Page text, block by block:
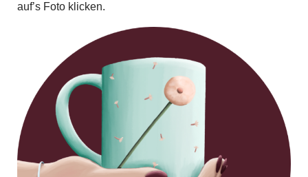
auf’s Foto klicken.